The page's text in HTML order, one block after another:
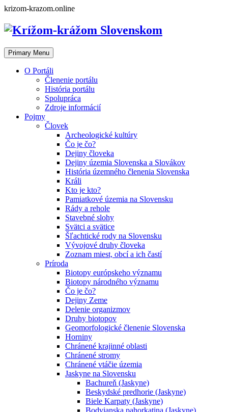
Skip
content
krizom-krazom.online
Primary Menu
O Portáli
Členenie portálu
História portálu
Spolupráca
Zdroje informácií
Pojmy
Človek
Archeologické kultúry
Čo je čo?
Dejiny človeka
Dejiny územia Slovenska a Slovákov
História územného členenia Slovenska
Králi
Kto je kto?
Pamiatkové územia na Slovensku
Rády a rehole
Stavebné slohy
Svätci a svätice
Šľachtické rody na Slovensku
Vývojové druhy človeka
Zoznam miest, obcí a ich častí
Príroda
Biotopy európskeho významu
Biotopy národného významu
Čo je čo?
Dejiny Zeme
Delenie organizmov
Druhy biotopov
Geomorfologické členenie Slovenska
Horniny
Chránené krajinné oblasti
Chránené stromy
Chránené vtáčie územia
Jaskyne na Slovensku
Bachureň (Jaskyne)
Beskydské predhorie (Jaskyne)
Biele Karpaty (Jaskyne)
Bodvianska pahorkatina (Jaskyne)